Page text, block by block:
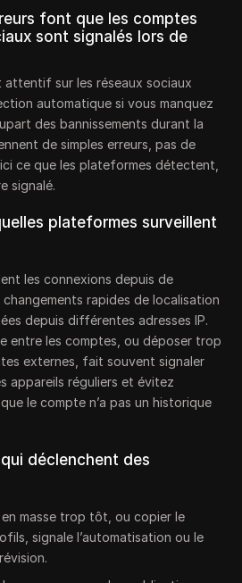
font que les comptes
sont signalés lors de
attentif sur les réseaux sociaux
automatique si vous manquez
des bannissements durant la
de simples erreurs, pas de
ce que les plateformes détectent,
signalé.
plateformes surveillent
les connexions depuis de
rapides de localisation
depuis différentes adresses IP.
entre les comptes, ou déposer trop
externes, fait souvent signaler
appareils réguliers et évitez
le compte n’a pas un historique
déclenchent des
masse trop tôt, ou copier le
signale l’automatisation ou le